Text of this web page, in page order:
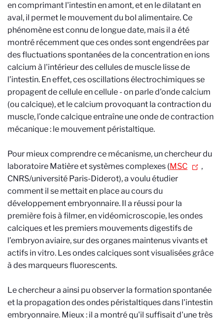
en comprimant l'intestin en amont, et en le dilatant en
aval, il permet le mouvement du bol alimentaire. Ce
phénomène est connu de longue date, mais il a été
montré récemment que ces ondes sont engendrées par
des fluctuations spontanées de la concentration en ions
calcium à l'intérieur des cellules de muscle lisse de
l’intestin. En effet, ces oscillations électrochimiques se
propagent de cellule en cellule - on parle d'onde calcium
(ou calcique), et le calcium provoquant la contraction du
muscle, l’onde calcique entraîne une onde de contraction
mécanique : le mouvement péristaltique.
Pour mieux comprendre ce mécanisme, un chercheur du
laboratoire Matière et systèmes complexes (MSC
,
CNRS/université Paris-Diderot), a voulu étudier
comment il se mettait en place au cours du
développement embryonnaire. Il a réussi pour la
première fois à filmer, en vidéomicroscopie, les ondes
calciques et les premiers mouvements digestifs de
l’embryon aviaire, sur des organes maintenus vivants et
actifs in vitro. Les ondes calciques sont visualisées grâce
à des marqueurs fluorescents.
Le chercheur a ainsi pu observer la formation spontanée
et la propagation des ondes péristaltiques dans l'intestin
embryonnaire. Mieux : il a montré qu'il suffisait d'une très